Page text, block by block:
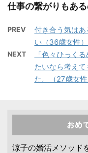
仕事の繋がりもあ
PREV
付き合う気は
い（36歳女性）
NEXT
「色々ひっく
たいなら考え
た。（27歳女性
おめ
涼子の婚活メソッド